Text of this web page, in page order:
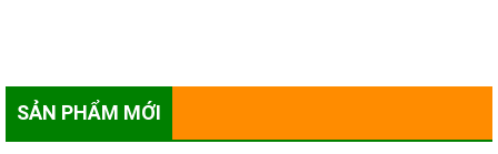
SẢN PHẨM MỚI